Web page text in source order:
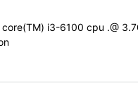
i3-6100 cpu .@